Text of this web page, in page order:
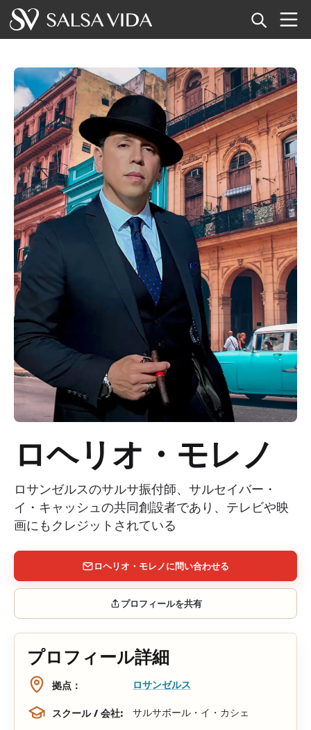
イベント
ニュース
記事
動画
サルサ用語集
ショップ
TuneTempo
+ イベントを追加
ロヘリオ・モレノ
ロサンゼルスのサルサ振付師、サルセイバー・
イ・キャッシュの共同創設者であり、テレビや映
画にもクレジットされている
ロヘリオ・モレノに問い合わせる
プロフィールを共有
プロフィール詳細
拠点： ロサンゼルス
スクール / 会社: サルサボール・イ・カシェ